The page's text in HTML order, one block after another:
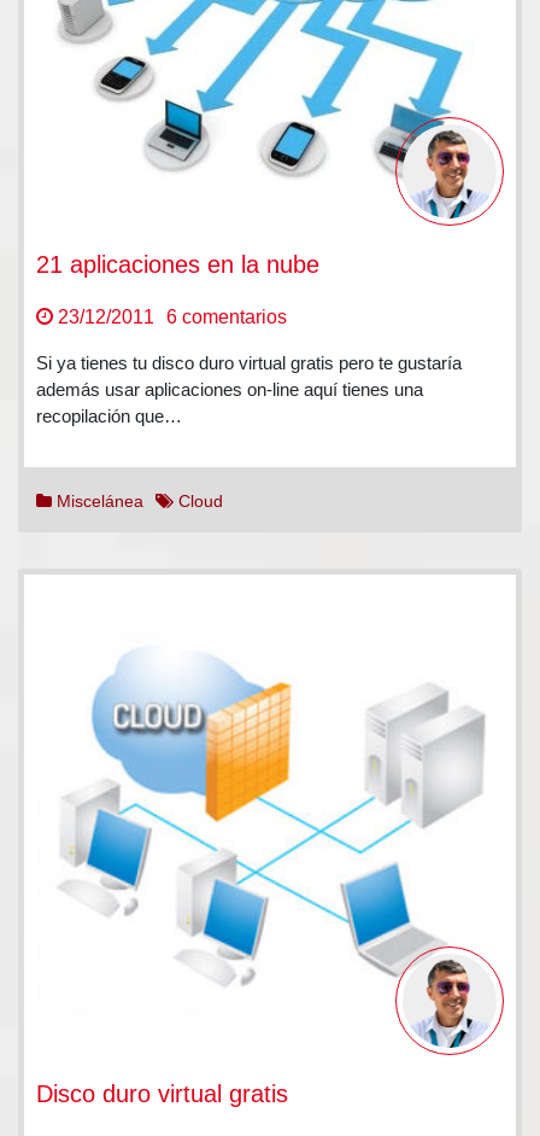
21 aplicaciones en la nube
23/12/2011 6 comentariosen
aplicaciones
en
Si ya tienes tu disco duro virtual gratis pero te gustaría
además usar aplicaciones on-line aquí tienes una
recopilación que…
Miscelánea Cloud
Disco duro virtual gratis